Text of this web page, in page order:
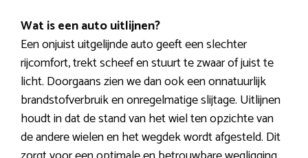
Wat is een auto uitlijnen?
Een onjuist uitgelijnde auto geeft een slechter
rijcomfort, trekt scheef en stuurt te zwaar of juist te
licht. Doorgaans zien we dan ook een onnatuurlijk
brandstofverbruik en onregelmatige slijtage. Uitlijnen
houdt in dat de stand van het wiel ten opzichte van
de andere wielen en het wegdek wordt afgesteld. Dit